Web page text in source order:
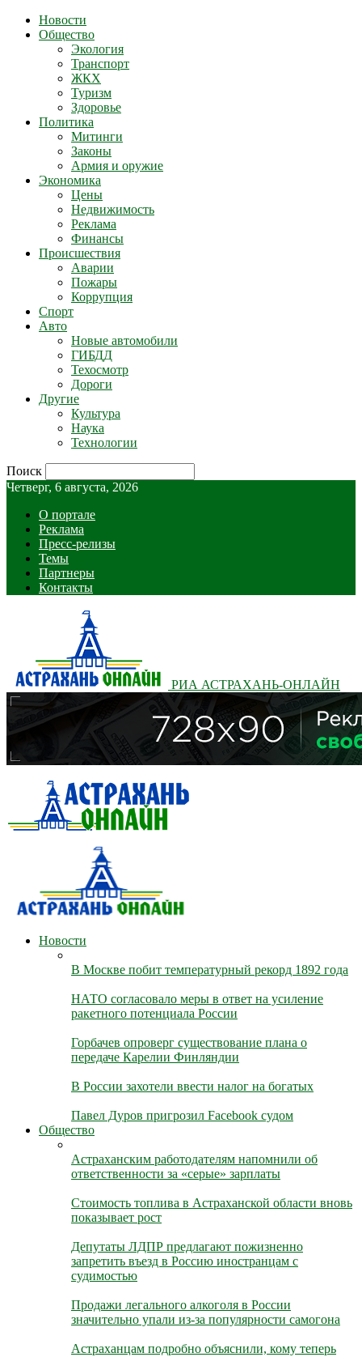
Новости
Общество
Экология
Транспорт
ЖКХ
Туризм
Здоровье
Политика
Митинги
Законы
Армия и оружие
Экономика
Цены
Недвижимость
Реклама
Финансы
Происшествия
Аварии
Пожары
Коррупция
Спорт
Авто
Новые автомобили
ГИБДД
Техосмотр
Дороги
Другие
Культура
Наука
Технологии
Поиск
Четверг, 6 августа, 2026
О портале
Реклама
Пресс-релизы
Темы
Партнеры
Контакты
РИА АСТРАХАНЬ-ОНЛАЙН
Новости
В Москве побит температурный рекорд 1892 года
НАТО согласовало меры в ответ на усиление
ракетного потенциала России
Горбачев опроверг существование плана о
передаче Карелии Финляндии
В России захотели ввести налог на богатых
Павел Дуров пригрозил Facebook судом
Общество
Астраханским работодателям напомнили об
ответственности за «серые» зарплаты
Стоимость топлива в Астраханской области вновь
показывает рост
Депутаты ЛДПР предлагают пожизненно
запретить въезд в Россию иностранцам с
судимостью
Продажи легального алкоголя в России
значительно упали из-за популярности самогона
Астраханцам подробно объяснили, кому теперь